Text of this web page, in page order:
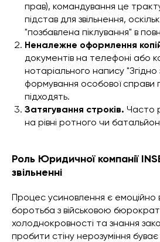
прав), командування це
підстав для звільнення,
"позбавлена піклування" в
Неналежне оформлення
документів на телефоні або
нотаріального напису
формування особової справи
підходять.
Затягування строків. Часто
на рівні ротного чи
Роль Юридичної компанії
звільненні
Процес усиновлення є емоційно
боротьба з військовою
холоднокровності та знання
пробити стіну нерозуміння